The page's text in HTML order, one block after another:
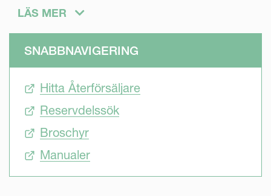
"Auto-line", för en perfekt plöjning. Enkla manuella
förhållanden arbetar med avkomprimering för att bevara
oberoende av varandra för bästa möjliga plöjningsresultat.
De värmebehandlade ramarna garanterar plogens
som passar alla markförhållanden för bästa möjliga
markberedning.
LÄS MER
SNABBNAVIGERING
Hitta Återförsäljare
Reservdelssök
Broschyr
Manualer